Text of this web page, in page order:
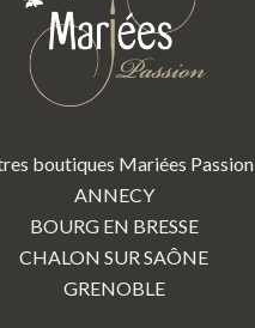
boutiques Mariées Passion
ANNECY
BOURG EN BRESSE
CHALON SUR SAÔNE
GRENOBLE